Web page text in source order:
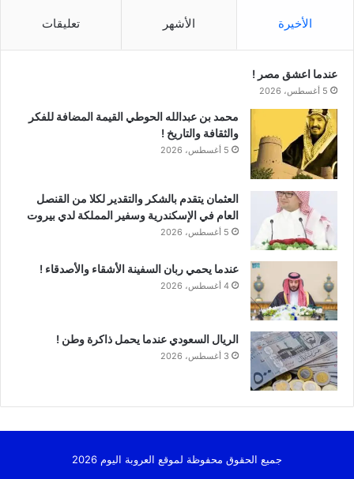
الأخيرة الأشهر تعليقات
عندما اعشق مصر !
5 أغسطس، 2026
محمد بن عبدالله الحوطي القيمة المضافة للفكر
والثقافة والتاريخ !
5 أغسطس، 2026
العثمان يتقدم بالشكر والتقدير لكلا من القنصل
العام في الإسكندرية وسفير المملكة لدي بيروت
5 أغسطس، 2026
عندما يحمي ربان السفينة الأشقاء والأصدقاء !
4 أغسطس، 2026
الريال السعودي عندما يحمل ذاكرة وطن !
3 أغسطس، 2026
جميع الحقوق محفوظة لموقع العروبة اليوم 2026